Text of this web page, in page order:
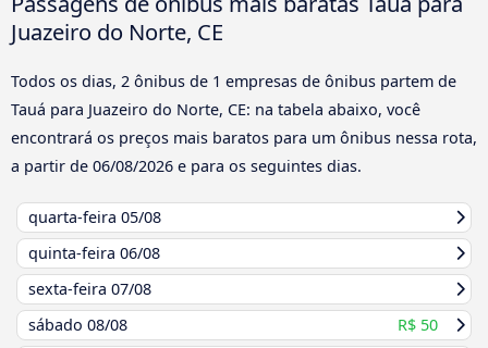
Juazeiro do Norte, CE
Todos os dias, 2 ônibus de 1 empresas de ônibus partem de
Tauá para Juazeiro do Norte, CE: na tabela abaixo, você
encontrará os preços mais baratos para um ônibus nessa rota,
a partir de 06/08/2026 e para os seguintes dias.
quarta-feira 05/08
quinta-feira 06/08
sexta-feira 07/08
sábado 08/08
R$ 50